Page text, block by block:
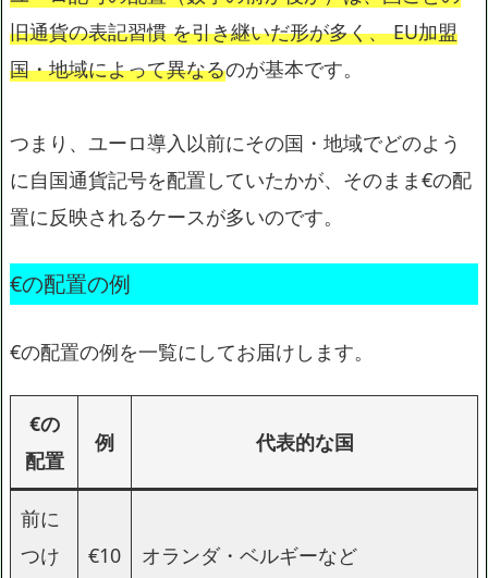
旧通貨の表記習慣 を引き継いだ形が多く、 EU加盟
国・地域によって異なるのが基本です。
つまり、ユーロ導入以前にその国・地域でどのよう
に自国通貨記号を配置していたかが、そのまま€の配
置に反映されるケースが多いのです。
€の配置の例
€の配置の例を一覧にしてお届けします。
€の
配置
例 代表的な国
前に
つけ
€10 オランダ・ベルギーなど